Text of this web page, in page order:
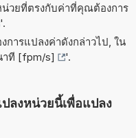
น่วยที่ตรงกับค่าที่คุณต้องการ
'.
ารแปลงค่าดังกล่าวไป, ใน
าที [fpm/s] '.
ลงหน่วยนี้เพื่อแปลง